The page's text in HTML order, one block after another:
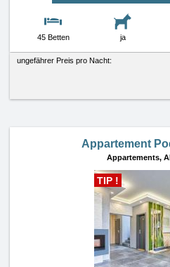
45 Betten ja
ungefährer Preis pro Nacht:
Appartement
Appartements,
TIP !